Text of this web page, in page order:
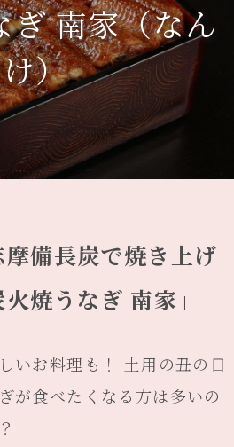
ぎ 南家（なん
け）
備長炭で焼き上げ
焼うなぎ 南家」
いお料理も！ 土用の丑の日
が食べたくなる方は多いの